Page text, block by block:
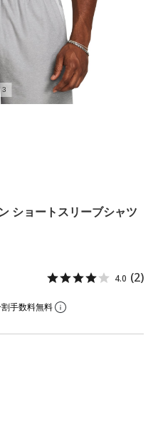
3
ショートスリーブシャツ
4.0 (2)
手数料無料